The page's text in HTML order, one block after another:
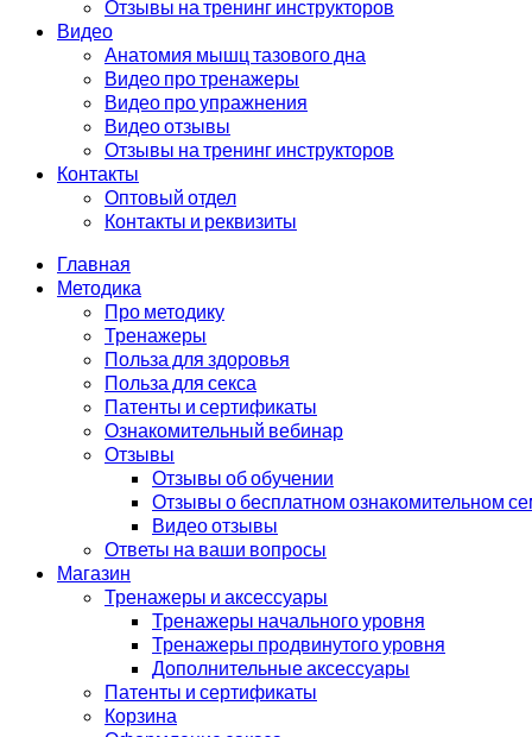
Отзывы на тренинг инструкторов
Видео
Анатомия мышц тазового дна
Видео про тренажеры
Видео про упражнения
Видео отзывы
Отзывы на тренинг инструкторов
Контакты
Оптовый отдел
Контакты и реквизиты
Главная
Методика
Про методику
Тренажеры
Польза для здоровья
Польза для секса
Патенты и сертификаты
Ознакомительный вебинар
Отзывы
Отзывы об обучении
Отзывы о бесплатном ознакомительном
Видео отзывы
Ответы на ваши вопросы
Магазин
Тренажеры и аксессуары
Тренажеры начального уровня
Тренажеры продвинутого уровня
Дополнительные аксессуары
Патенты и сертификаты
Корзина